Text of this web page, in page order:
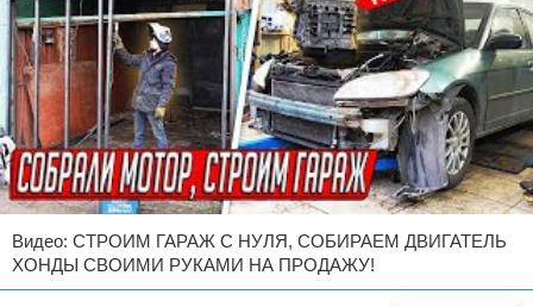
Видео: СТРОИМ ГАРАЖ С НУЛЯ, СОБИРАЕМ ДВИГАТЕЛЬ
ХОНДЫ СВОИМИ РУКАМИ НА ПРОДАЖУ!